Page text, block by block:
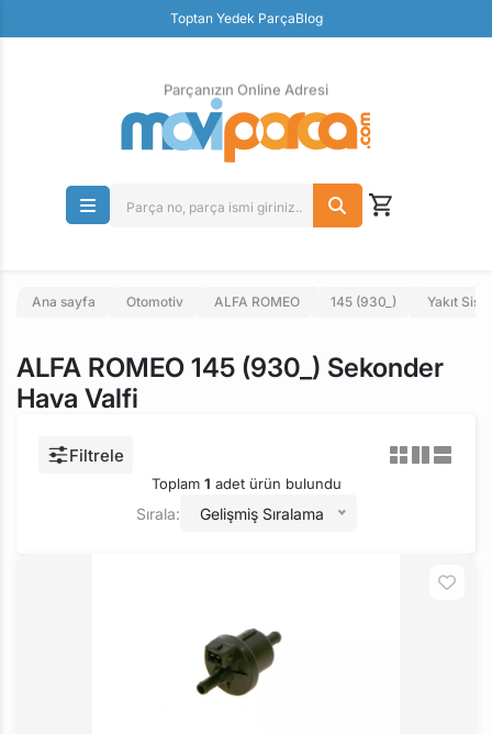
Toptan Yedek ParçaBlog
Parçanızın Online Adresi
Ana sayfa Otomotiv ALFA ROMEO 145 (930_) Yakıt
ALFA ROMEO 145 (930_) Sekonder
Hava Valfi
Filtrele
Toplam 1 adet ürün bulundu
Sırala: Gelişmiş Sıralama